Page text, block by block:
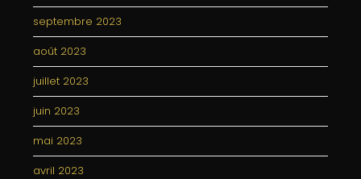
septembre 2023
août 2023
juillet 2023
juin 2023
mai 2023
avril 2023